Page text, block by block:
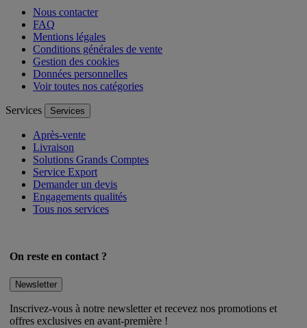
Nous contacter
FAQ
Mentions légales
Conditions générales de vente
Gestion des cookies
Données personnelles
Voir toutes nos catégories
Services Services
Après-vente
Livraison
Solutions Grands Comptes
Service Export
Demander un devis
Engagements qualités
Tous nos services
On reste en contact ?
Newsletter
Inscrivez-vous à notre newsletter et recevez nos promotions et
offres exclusives en avant-première !